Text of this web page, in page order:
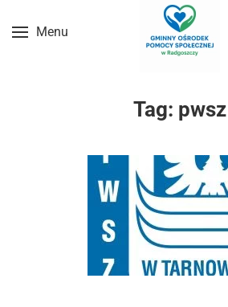
Przejdź do treści głównej
Menu
Tag: pwsz